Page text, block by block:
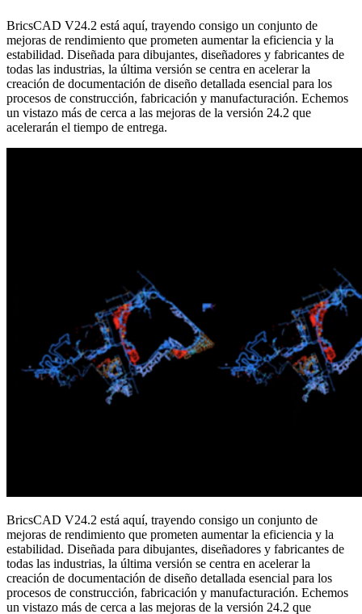
BricsCAD V24.2 está aquí, trayendo consigo un conjunto de
mejoras de rendimiento que prometen aumentar la eficiencia y la
estabilidad. Diseñada para dibujantes, diseñadores y fabricantes de
todas las industrias, la última versión se centra en acelerar la
creación de documentación de diseño detallada esencial para los
procesos de construcción, fabricación y manufacturación. Echemos
un vistazo más de cerca a las mejoras de la versión 24.2 que
acelerarán el tiempo de entrega.
BricsCAD V24.2 está aquí, trayendo consigo un conjunto de
mejoras de rendimiento que prometen aumentar la eficiencia y la
estabilidad. Diseñada para dibujantes, diseñadores y fabricantes de
todas las industrias, la última versión se centra en acelerar la
creación de documentación de diseño detallada esencial para los
procesos de construcción, fabricación y manufacturación. Echemos
un vistazo más de cerca a las mejoras de la versión 24.2 que